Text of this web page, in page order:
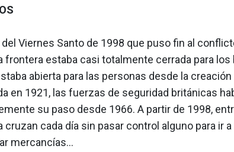
Viernes Santo de 1998 que puso fin al
frontera estaba casi totalmente cerrada para los
abierta para las personas desde la creación
en 1921, las fuerzas de seguridad británicas
su paso desde 1966. A partir de 1998,
cruzan cada día sin pasar control alguno para ir a
mercancías…